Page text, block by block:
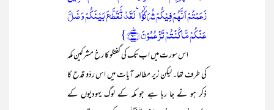
زَعَمۡتُمۡ اَنَّہُمۡ فِیۡکُمۡ شُرَکٰٓؤُا ؕ لَقَدۡ تَّقَطَّعَ بَیۡنَکُمۡ وَ ضَلَّ
عَنۡکُمۡ مَّا کُنۡتُمۡ تَزۡعُمُوۡنَ ﴿٪۹۴﴾}
اس سورت میں اب تک کی گفتگو کا رخ مشرکین مکہ
کی طرف تھا۔ لیکن زیر مطالعہ آیات میں اس ردّو قدح کا
ذکر ہو نے جا رہا ہے جو مکہ کے لوگ یہودیوں کے